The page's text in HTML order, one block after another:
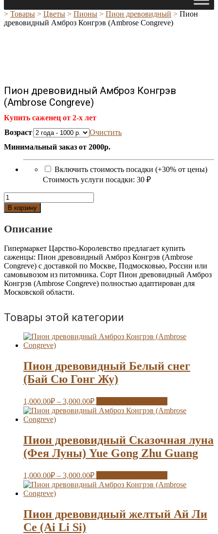
> Товары > Цветы > Пионы > Пион древовидный > Пион
древовидный Амброз Конгрэв (Ambrose Congreve)
Пион древовидный Амброз Конгрэв
(Ambrose Congreve)
Купить саженец от 2-х лет
Возраст
Очистить
Минимальный заказ от 2000р.
Включить стоимость посадки (+30% от цены)
Стоимость услуги посадки: 30 ₽
Количество
Пион
древовидный
Конгрэв
Congreve)
В корзину
Описание
Гипермаркет Царство-Королевство предлагает купить
саженцы: Пион древовидный Амброз Конгрэв (Ambrose
Congreve) с доставкой по Москве, Подмосковью, России или
самовывозом из питомника. Сорт Пион древовидный Амброз
Конгрэв (Ambrose Congreve) полностью адаптирован для
Московской области.
Товары этой категории
Пион древовидный Белый снег
(Бай Сю Гонг Жу)
1,000.00₽ – 3,000.00₽
Пион древовидный Сказочная луна
(Фея Луны) Yue Gong Zhu Guang
1,000.00₽ – 3,000.00₽
Пион древовидный желтый Ай Ли
Се (Ai Li Si)